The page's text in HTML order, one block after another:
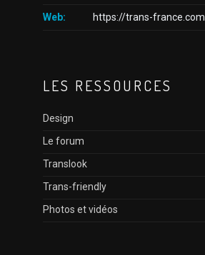
Web: https://trans-france.com
LES RESSOURCES
Design
Le forum
Translook
Trans-friendly
Photos et vidéos